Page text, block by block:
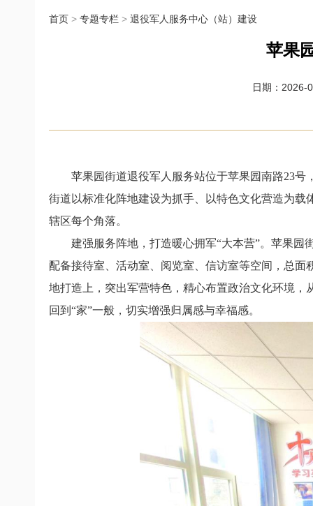
首页 > 专题专栏 > 退役军人服务中心（站）建设
苹果
日期：2026-
苹果园街道退役军人服务站位于苹果园南路23号
街道以标准化阵地建设为抓手、以特色文化营造为
辖区每个角落。
建强服务阵地，打造暖心拥军“大本营”。苹果园
配备接待室、活动室、阅览室、信访室等空间，总
地打造上，突出军营特色，精心布置政治文化环境
回到“家”一般，切实增强归属感与幸福感。